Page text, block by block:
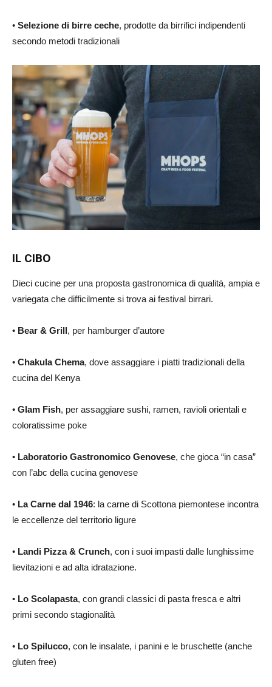
• Selezione di birre ceche, prodotte da birrifici indipendenti
secondo metodi tradizionali
IL CIBO
Dieci cucine per una proposta gastronomica di qualità, ampia e
variegata che difficilmente si trova ai festival birrari.
• Bear & Grill, per hamburger d’autore
• Chakula Chema, dove assaggiare i piatti tradizionali della
cucina del Kenya
• Glam Fish, per assaggiare sushi, ramen, ravioli orientali e
coloratissime poke
• Laboratorio Gastronomico Genovese, che gioca “in casa”
con l’abc della cucina genovese
• La Carne dal 1946: la carne di Scottona piemontese incontra
le eccellenze del territorio ligure
• Landi Pizza & Crunch, con i suoi impasti dalle lunghissime
lievitazioni e ad alta idratazione.
• Lo Scolapasta, con grandi classici di pasta fresca e altri
primi secondo stagionalità
• Lo Spilucco, con le insalate, i panini e le bruschette (anche
gluten free)